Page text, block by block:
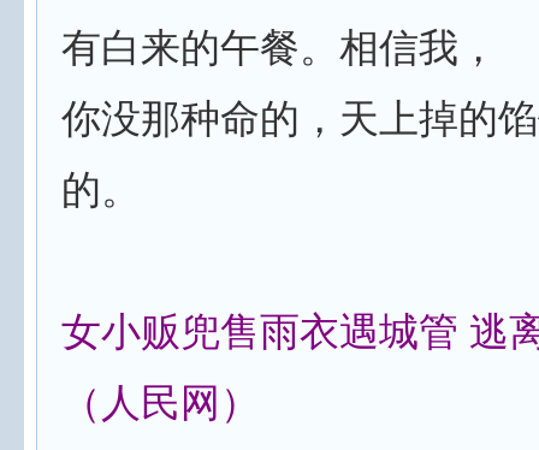
有白来的午餐。相信我，
你没那种命的，天上掉的
的。
女小贩兜售雨衣遇城管 逃
（人民网）